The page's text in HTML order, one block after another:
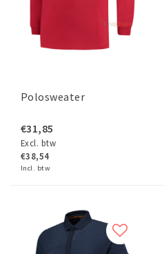
Polosweater
€31,85
Excl. btw
€38,54
Incl. btw